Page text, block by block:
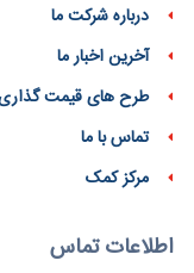
درباره شرکت ما
آخرین اخبار ما
طرح های قیمت
تماس با ما
مرکز کمک
اطلاعات تماس